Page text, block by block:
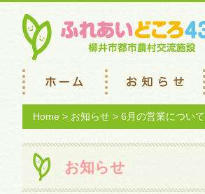
Home > お知らせ > 6月の営業について
お知らせ